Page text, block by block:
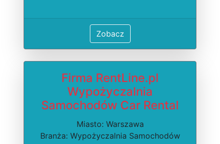
Zobacz
Firma RentLine.pl
Wypożyczalnia
Samochodów Car Rental
Miasto: Warszawa
Branża: Wypożyczalnia Samochodów